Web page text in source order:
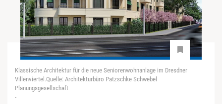
Klassische Architektur für die neue Seniorenwohnanlage im Dresdner
Villenviertel.Quelle: Architekturbüro Patzschke Schwebel
Planungsgesellschaft
-